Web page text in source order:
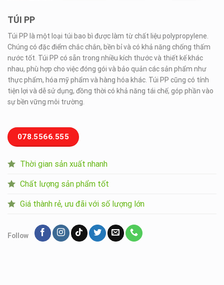
TÚI PP
Túi PP là một loại túi bao bì được làm từ chất liệu polypropylene.
Chúng có đặc điểm chắc chắn, bền bỉ và có khả năng chống thấm
nước tốt. Túi PP có sẵn trong nhiều kích thước và thiết kế khác
nhau, phù hợp cho việc đóng gói và bảo quản các sản phẩm như
thực phẩm, hóa mỹ phẩm và hàng hóa khác. Túi PP cũng có tính
tiện lợi và dễ sử dụng, đồng thời có khả năng tái chế, góp phần vào
sự bền vững môi trường.
078.5566.555
Thời gian sản xuất nhanh
Chất lượng sản phẩm tốt
Giá thành rẻ, ưu đãi với số lượng lớn
Follow